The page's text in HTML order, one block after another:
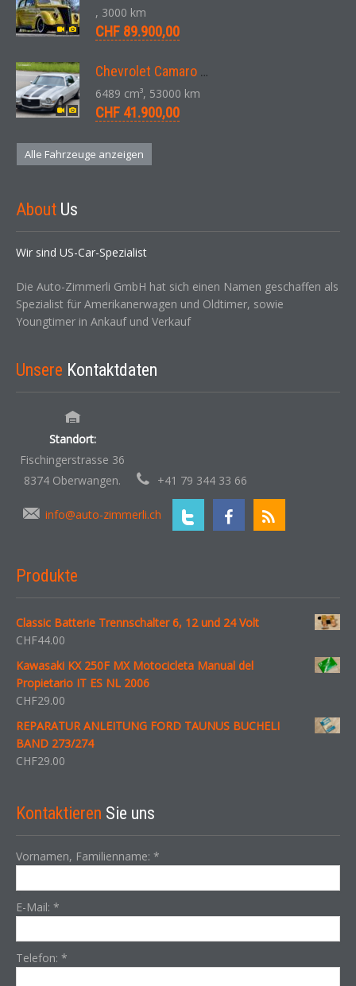
, 3000 km
CHF 89.900,00
Chevrolet Camaro SS 396 LS3 Coupe Aut. 1971
6489 cm³, 53000 km
CHF 41.900,00
Alle Fahrzeuge anzeigen
About Us
Wir sind US-Car-Spezialist
Die Auto-Zimmerli GmbH hat sich einen Namen geschaffen als
Spezialist für Amerikanerwagen und Oldtimer, sowie
Youngtimer in Ankauf und Verkauf
Unsere Kontaktdaten
Standort:
Fischingerstrasse 36
8374 Oberwangen.
+41 79 344 33 66
info@auto-zimmerli.ch
Produkte
Classic Batterie Trennschalter 6, 12 und 24 Volt
CHF44.00
Kawasaki KX 250F MX Motocicleta Manual del
Propietario IT ES NL 2006
CHF29.00
REPARATUR ANLEITUNG FORD TAUNUS BUCHELI
BAND 273/274
CHF29.00
Kontaktieren Sie uns
Vornamen, Familienname: *
E-Mail: *
Telefon: *